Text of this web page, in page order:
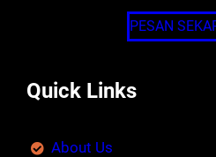
PESAN
Quick Links
About Us